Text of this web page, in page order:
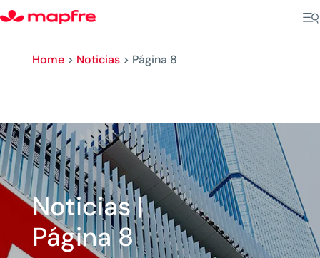
Home> Noticias> Página 8
Noticias |
Página 8